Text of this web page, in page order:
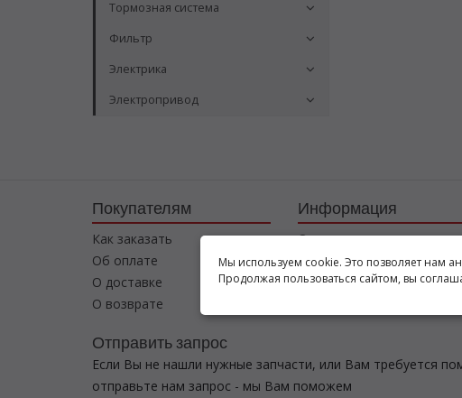
Тормозная система
Фильтр
Электрика
Электропривод
Покупателям
Как заказать
Об оплате
О доставке
О возврате
Информация
О компании
Соглашение
Контакты
Отправить запрос
Если Вы не нашли нужные запчасти, или Вам требуется
отправьте нам запрос - мы Вам поможем
Мы используем cookie. Это позволяет нам
Продолжая пользоваться сайтом, вы